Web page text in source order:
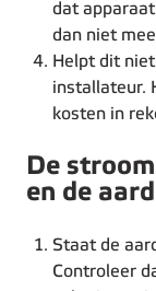
dat
dan niet
Helpt dit
installateur.
kosten in
De
en de
Staat de
Controleer